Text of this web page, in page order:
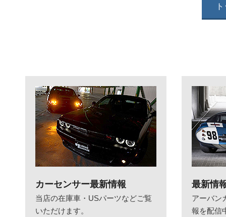
カーセンサー最新情報
当店の在庫車・USパーツなどご覧
いただけます。
最新情
アーバン
報を配信